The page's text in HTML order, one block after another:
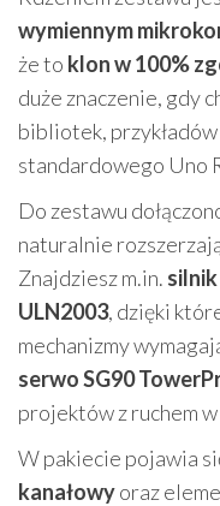
wymiennym
że to klon w 100%
duże znaczenie, gdy
bibliotek,
standardowego Uno
Do zestawu
naturalnie
Znajdziesz m.in.
ULN2003, dzięki
mechanizmy
serwo SG90
projektów z ruchem
W pakiecie pojawia
kanałowyoraz